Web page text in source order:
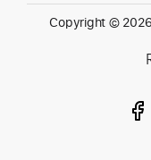
Copyright © 2026